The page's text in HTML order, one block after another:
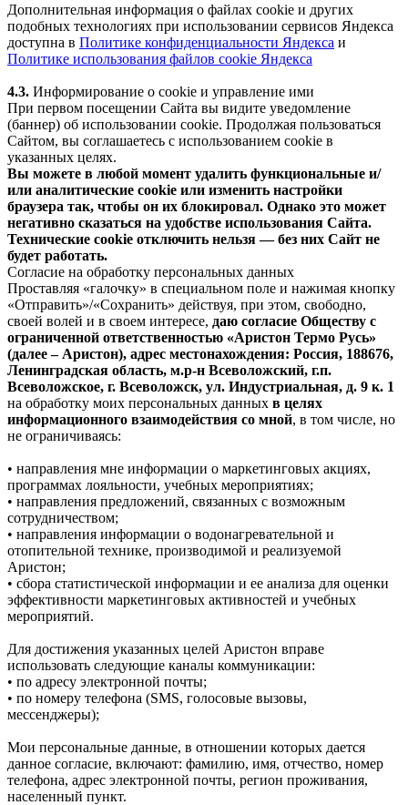
Дополнительная информация о файлах cookie и других
подобных технологиях при использовании сервисов Яндекса
доступна в Политике конфиденциальности Яндекса и
Политике использования файлов cookie Яндекса
4.3. Информирование о cookie и управление ими
При первом посещении Сайта вы видите уведомление
(баннер) об использовании cookie. Продолжая пользоваться
Сайтом, вы соглашаетесь с использованием cookie в
указанных целях.
Вы можете в любой момент удалить функциональные и/
или аналитические cookie или изменить настройки
браузера так, чтобы он их блокировал. Однако это может
негативно сказаться на удобстве использования Сайта.
Технические cookie отключить нельзя — без них Сайт не
будет работать.
Согласие на обработку персональных данных
Проставляя «галочку» в специальном поле и нажимая кнопку
«Отправить»/«Сохранить» действуя, при этом, свободно,
своей волей и в своем интересе, даю согласие Обществу с
ограниченной ответственностью «Аристон Термо Русь»
(далее – Аристон), адрес местонахождения: Россия, 188676,
Ленинградская область, м.р-н Всеволожский, г.п.
Всеволожское, г. Всеволожск, ул. Индустриальная, д. 9 к. 1
на обработку моих персональных данных в целях
информационного взаимодействия со мной, в том числе, но
не ограничиваясь:
• направления мне информации о маркетинговых акциях,
программах лояльности, учебных мероприятиях;
• направления предложений, связанных с возможным
сотрудничеством;
• направления информации о водонагревательной и
отопительной технике, производимой и реализуемой
Аристон;
• сбора статистической информации и ее анализа для оценки
эффективности маркетинговых активностей и учебных
мероприятий.
Для достижения указанных целей Аристон вправе
использовать следующие каналы коммуникации:
• по адресу электронной почты;
• по номеру телефона (SMS, голосовые вызовы,
мессенджеры);
Мои персональные данные, в отношении которых дается
данное согласие, включают: фамилию, имя, отчество, номер
телефона, адрес электронной почты, регион проживания,
населенный пункт.